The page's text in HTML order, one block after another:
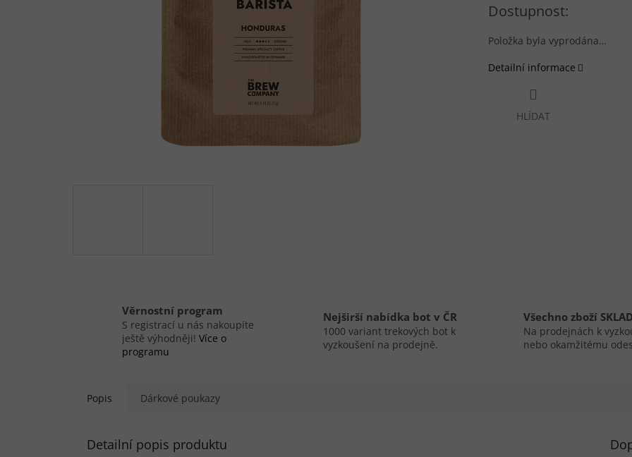
Měrná cena:
Položka byla vyprodána…
Detailní informace
HLÍDAT
Věrnostní program
S registrací u nás nakoupíte
ještě výhodněji! Více o
programu
Nejširší nabídka bot v ČR
1000 variant trekových bot k
vyzkoušení na prodejně.
Všechno zboží
Na prodejnách k
nebo okamžitému
Popis Dárkové poukazy
Detailní popis produktu